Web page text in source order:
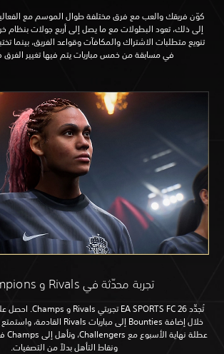
فرق مختلفة طوال الموسم مع الفعاليات المباشرة. بالإضافة
مع ما يصل إلى أربع جولات بنظام خروج المغلوب، حيث يتم
والمكافآت وقواعد الفريق، بينما تختبر التحديات عمق النادي
من خمس مباريات يتم فيها تغيير الفرق في كل مباراة.
تُجدِّد EA SPORTS FC 26 تجربتي Rivals و Champs. احصل على مكافآت إضافية من
خلال إضافة Bounties إلى مباريات Rivals القادمة، واستمتع بتوسعة المنافسة في
عطلة نهاية الأسبوع مع Challengers، وتأهل إلى Champs فقط عبر تصنيف الأقسام
ونقاط التأهل بدلاً من التصفيات.